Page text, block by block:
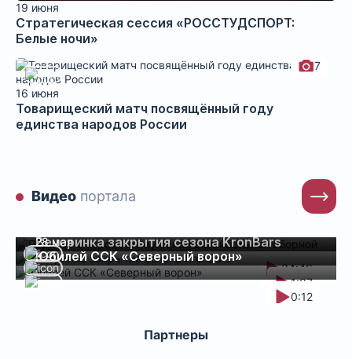
19 июня
Стратегическая сессия «РОССТУДСПОРТ:
Белые ночи»
7
16 июня
Товарищеский матч посвящённый году
единства народов России
Видео портала
34:46
26 июня
1:07
Вечеринка закрытия сезона KronBars
0:12
28 мая
Юбилей ССК «Северный ворон»
Партнеры